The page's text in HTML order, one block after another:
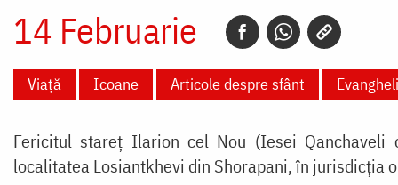
14 Februarie
Viață Icoane Articole despre sfânt
Fericitul stareț Ilarion cel Nou (Iesei
localitatea Losiantkhevi din Shorapani, în jurisdicția